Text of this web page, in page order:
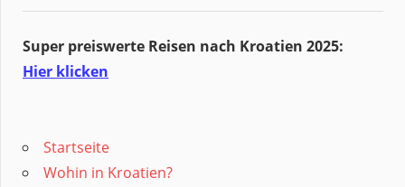
Super preiswerte Reisen nach Kroatien 2025:
Hier klicken
Startseite
Wohin in Kroatien?